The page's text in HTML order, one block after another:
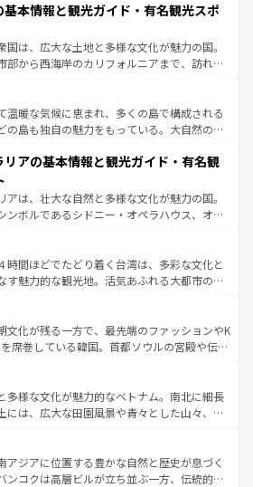
照してほしい。
まま残る町や、スイスならではのユニークな
、アルプス観光だけでなく町歩きも満喫する
。国民の所得が高いため物価も高いが、旅行
パス提供のサービスもあり、うまく活用すれ
は
基本情報と観光ガイド・有名観光スポ
国は、広大な土地と多様な文化が魅力の国。
部から西海岸のカリフォルニアまで、訪れる
都市は、観光、ショッピング、エンターテイ
まった刺激的なスポットだ。一方、アメリカ
然が広がり、グランドキャニオンやイエロー
ーリンズでは、音楽と美食が融合した独特の
旅行者はアメリカの各地域で異なる魅力を楽
その多様性と豊かな歴史を感じることができ
でのロードトリップや列車の旅も、アメリカ
温暖な気候に恵まれ、多くの島で構成される
の島も独自の魅力をもっている。大自然の神
せない。また、定番の観光地といえばオアフ
な自然を求めるならマウイ島やカウアイ島が
メラルドグリーンに輝く海をはじめ、豊かな
息づいている。「アロハスピリット」と呼ば
いローカルフードやハワイアンミュージッ
フラダンスなど、すべてがハワイの魅力を彩
れるたびに新しい発見と感動が待っているハ
覧
リアの基本情報と観光ガイド・有名観
アは、壮大な自然と多様な文化が魅力の国。
ンボルであるシドニー・オペラハウス、オー
大陸中央部にそびえるウルル（エアーズロッ
ニアの美しい原生林やケアンズの熱帯雨林な
がたくさん。また、カフェやワイン、オージ
ィビティも充実しており、サーフィンやダイ
キングなど、アウトドア好きにはたまらな
ラリアの多彩な魅力を存分に味わいつくそ
。
時間ほどでたどり着く台湾は、多彩な文化と
す魅力的な観光地。活気あふれる大都市の台
な山岳地帯である台湾東部など、都市の喧騒
さが共存しており、訪れる人に新しい発見と
してくれる。また、奥深い台湾の食文化も魅
評判のスイーツなど、バラエティ豊かな料理
が味わえる。 なお、新着の台湾情報は コンテンツ一覧を参
。
文化が残る一方で、最先端のファッションやK
席巻している韓国。首都ソウルの宮殿や伝統
を延ばせば四季折々の自然美を楽しむことが
て、キムチや焼肉、絶品のストリートフード
まな韓国料理が待っている。夜には、韓国な
れながら、韓国の多彩な魅力を心ゆくまで味
わってみてほしい。 なお、新着の韓国情報はコンテンツ一
ほしい。
多様な文化が魅力的なベトナム。南北に細長
には、広大な田園風景や青々とした山々、世
共に伝統が息づく。ハノイの古い町並みやホ
フランス統治時代の建物も、独特の雰囲気を
る。また、バラエティの豊かさとおいしさで
アジアに位置する豊かな自然と歴史が息づく
ンコクは高層ビルが立ち並ぶ一方、伝統的な